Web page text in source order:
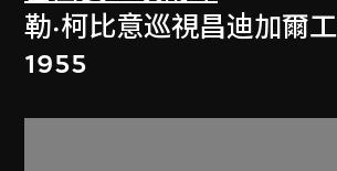
勒·柯比意巡視昌迪加爾
1955